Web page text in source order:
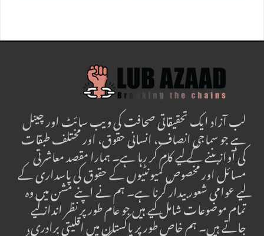
لب آزاد ایک تحقیقاتی صحافت کی ویب سائٹ اور چینل
ہے جو سماجی انصاف، انسانی حقوق، اور مختلف طبقات
کی آواز بننے کے لیے کام کر رہا ہے۔ ہمارا مقصد معاشرتی
مسائل اور مخصوص کمیونٹیوں کے حقوق کی پاسداری کے
لیے عوامی شعور بیدار کرنا ہے۔ ہم نے اپنے مشن میں وہ
تمام موضوعات شامل کیے ہیں جو عام طور پر نظر انداز کیے